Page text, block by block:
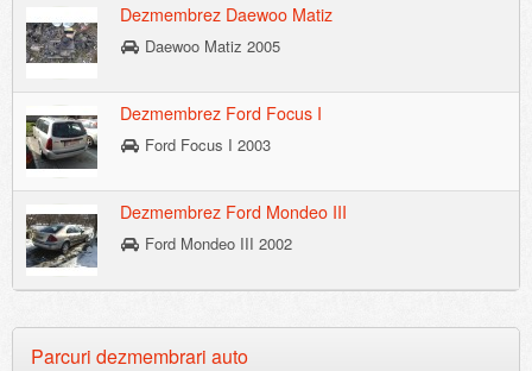
Dezmembrez Daewoo Matiz
Daewoo Matiz 2005
Dezmembrez Ford Focus I
Ford Focus I 2003
Dezmembrez Ford Mondeo III
Ford Mondeo III 2002
Parcuri dezmembrari auto